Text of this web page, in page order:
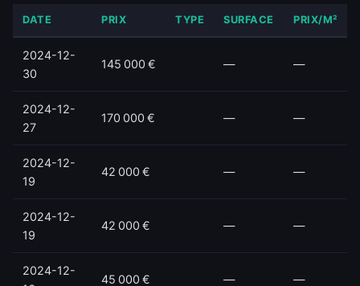
DATE PRIX TYPE SURFACE PRIX/M²
2024-12-
30
145 000 € — —
2024-12-
27
170 000 € — —
2024-12-
19
42 000 € — —
2024-12-
19
42 000 € — —
2024-12-
45 000 € — —